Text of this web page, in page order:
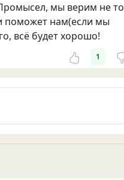
мы верим не то
поможет нам(если мы
всё будет хорошо!
1